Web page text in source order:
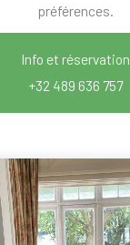
préférences.
Info et réservation
+32 489 636 757